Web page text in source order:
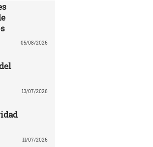
05/08/2026
13/07/2026
11/07/2026